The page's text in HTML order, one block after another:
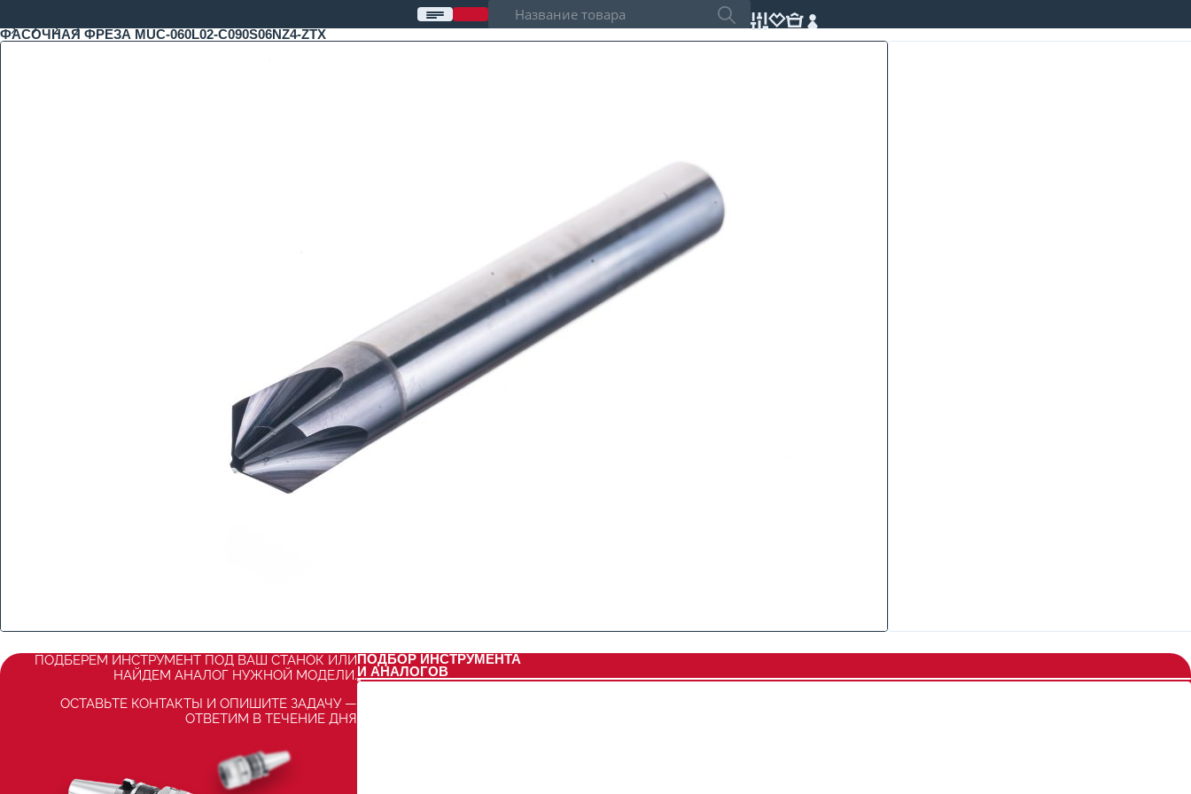
ФАСОЧНАЯ ФРЕЗА MUC-060L02-C090S06NZ4-ZTX
ПОДБЕРЕМ ИНСТРУМЕНТ ПОД ВАШ СТАНОК ИЛИ
НАЙДЕМ АНАЛОГ НУЖНОЙ МОДЕЛИ.
ОСТАВЬТЕ КОНТАКТЫ И ОПИШИТЕ ЗАДАЧУ —
ОТВЕТИМ В ТЕЧЕНИЕ ДНЯ
ПОДБОР ИНСТРУМЕНТА
И АНАЛОГОВ